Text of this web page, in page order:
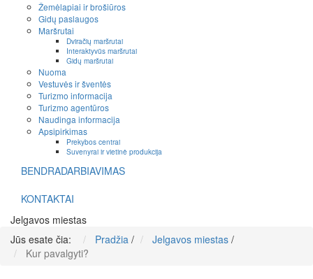
Žemėlapiai ir brošiūros
Gidų paslaugos
Maršrutai
Dviračių maršrutai
Interaktyvūs maršrutai
Gidų maršrutai
Nuoma
Vestuvės ir šventės
Turizmo informacija
Turizmo agentūros
Naudinga informacija
Apsipirkimas
Prekybos centrai
Suvenyrai ir vietinė produkcija
BENDRADARBIAVIMAS
KONTAKTAI
Jelgavos miestas
Jūs esate čia:
Pradžia / Jelgavos miestas /
Kur pavalgyti?